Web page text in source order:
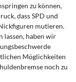
zu können,
dass SPD und
mutieren.
lassen, haben wir
Möglichkeiten
noch zu